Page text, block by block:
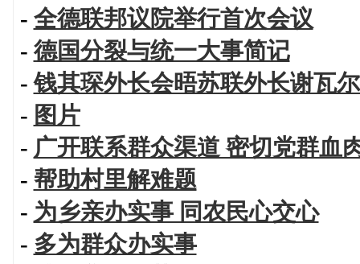
- 全德联邦议院举行首次会议
- 德国分裂与统一大事简记
-钱其琛外长会晤苏联外长谢瓦
- 图片
- 广开联系群众渠道 密切党群血
- 帮助村里解难题
- 为乡亲办实事 同农民心交心
- 多为群众办实事